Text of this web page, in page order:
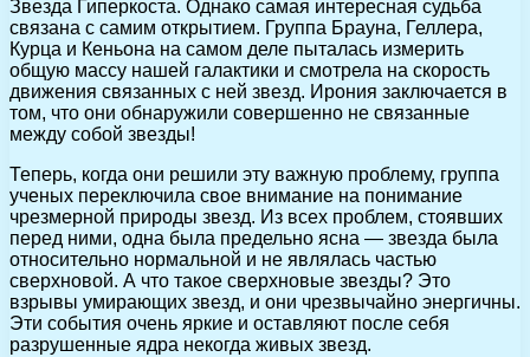
Звезда Гиперкоста. Однако самая интересная судьба
связана с самим открытием. Группа Брауна, Геллера,
Курца и Кеньона на самом деле пыталась измерить
общую массу нашей галактики и смотрела на скорость
движения связанных с ней звезд. Ирония заключается в
том, что они обнаружили совершенно не связанные
между собой звезды!
Теперь, когда они решили эту важную проблему, группа
ученых переключила свое внимание на понимание
чрезмерной природы звезд. Из всех проблем, стоявших
перед ними, одна была предельно ясна — звезда была
относительно нормальной и не являлась частью
сверхновой. А что такое сверхновые звезды? Это
взрывы умирающих звезд, и они чрезвычайно энергичны.
Эти события очень яркие и оставляют после себя
разрушенные ядра некогда живых звезд.